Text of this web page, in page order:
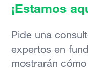
¡Estamos
Pide una
expertos en
mostrarán